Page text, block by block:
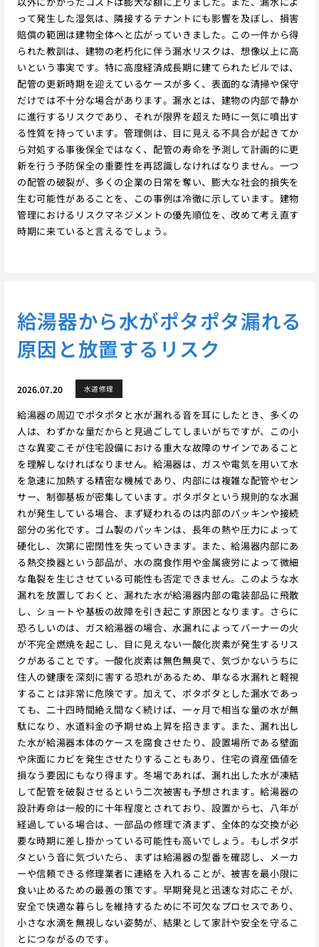
って発生した湿気は、隣接するテナントにも影響を及ぼし、損害
賠償の範囲は建物全体へと広がっていきました。この一件から得
られた教訓は、建物の老朽化に伴う漏水リスクは、想像以上に高
いという事実です。特に高度経済成長期に建てられたビルでは、
配管の更新時期を迎えているケースが多く、表面的な清掃や保守
だけでは不十分な場合があります。漏水とは、建物の内部で静か
に進行するリスクであり、それが限界を超えた時に一気に噴出す
る性質を持っています。管理側は、目に見える不具合が起きてか
ら対処する事後保全ではなく、配管の寿命を予測して計画的に更
新を行う予防保全の重要性を再認識しなければなりません。一つ
の配管の破裂が、多くの企業の日常を奪い、膨大な社会的損失を
生む可能性があることを、この事例は冷徹に示しています。建物
管理におけるリスクマネジメントの優先順位を、改めて考え直す
時期に来ていると言えるでしょう。
給湯器から水がポタポタ漏れる
原因と放置するリスク
2026.07.20 水道修理
給湯器の周辺でポタポタと水が漏れる音を耳にしたとき、多くの
人は、わずかな量だからと見過ごしてしまいがちですが、この小
さな異変こそが住宅設備における重大な故障のサインであること
を理解しなければなりません。給湯器は、ガスや電気を用いて水
を急速に加熱する精密な機械であり、内部には複雑な配管やセン
サー、制御基板が密集しています。ポタポタという規則的な水漏
れが発生している場合、まず疑われるのは内部のパッキンや接続
部分の劣化です。ゴム製のパッキンは、長年の熱や圧力によって
硬化し、次第に密閉性を失っていきます。また、給湯器内部にあ
る熱交換器という部品が、水の腐食作用や金属疲労によって微細
な亀裂を生じさせている可能性も否定できません。このような水
漏れを放置しておくと、漏れた水が給湯器内部の電装部品に飛散
し、ショートや基板の故障を引き起こす原因となります。さらに
恐ろしいのは、ガス給湯器の場合、水漏れによってバーナーの火
が不完全燃焼を起こし、目に見えない一酸化炭素が発生するリス
クがあることです。一酸化炭素は無色無臭で、気づかないうちに
住人の健康を深刻に害する恐れがあるため、単なる水漏れと軽視
することは非常に危険です。加えて、ポタポタとした漏水であっ
ても、二十四時間絶え間なく続けば、一ヶ月で相当な量の水が無
駄になり、水道料金の予期せぬ上昇を招きます。また、漏れ出し
た水が給湯器本体のケースを腐食させたり、設置場所である壁面
や床面にカビを発生させたりすることもあり、住宅の資産価値を
損なう要因にもなり得ます。冬場であれば、漏れ出した水が凍結
して配管を破裂させるという二次被害も予想されます。給湯器の
設計寿命は一般的に十年程度とされており、設置から七、八年が
経過している場合は、一部品の修理で済まず、全体的な交換が必
要な時期に差し掛かっている可能性も高いでしょう。もしポタポ
タという音に気づいたら、まずは給湯器の型番を確認し、メーカ
ーや信頼できる修理業者に連絡を入れることが、被害を最小限に
食い止めるための最善の策です。早期発見と迅速な対応こそが、
安全で快適な暮らしを維持するために不可欠なプロセスであり、
小さな水滴を無視しない姿勢が、結果として家計や安全を守るこ
とにつながるのです。